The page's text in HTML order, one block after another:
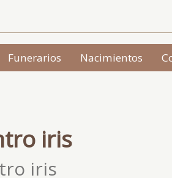
Funerarios Nacimientos
iris
iris